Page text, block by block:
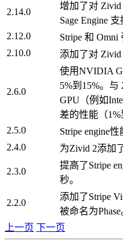
2.14.0
增加了对 Zivid
Sage Engine 支
2.12.0
Stripe 和 Omni
2.10.0
添加了对 Zivid
2.6.0
使用NVIDIA
5%到15%。
GPU（例如
差的性能（1%
2.5.0
Stripe engine
2.4.0
为Zivid 2添加
2.3.0
提高了Stripe
秒。
2.2.0
添加了Stripe
被命名为Phase
上一页 下一页